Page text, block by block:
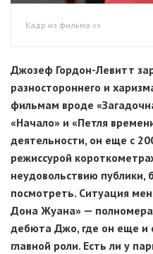
Кадр из фильма «»
Джозеф Гордон-Левитт
разностороннего и
фильмам вроде
«Начало» и «Петля
деятельности, он еще с
режиссурой
неудовольствию публики,
посмотреть. Ситуация
Дона Жуана» —
дебюта Джо, где он еще и
главной роли. Есть ли у